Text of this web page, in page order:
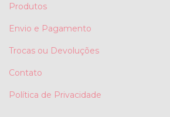
Produtos
Envio e Pagamento
Trocas ou Devoluções
Contato
Política de Privacidade